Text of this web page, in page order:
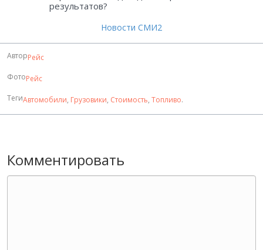
результатов?
Новости СМИ2
АвторРейс
ФотоРейс
ТегиАвтомобили, Грузовики, Стоимость, Топливо.
Комментировать